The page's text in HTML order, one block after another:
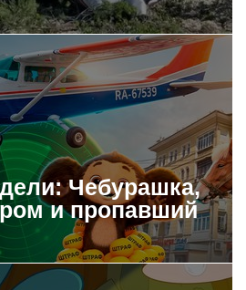
Чебурашка,
и пропавший